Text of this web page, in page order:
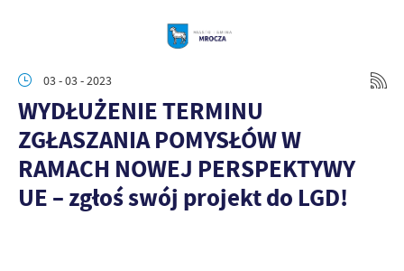
03 - 03 - 2023
WYDŁUŻENIE TERMINU
ZGŁASZANIA POMYSŁÓW W
RAMACH NOWEJ PERSPEKTYWY
UE – zgłoś swój projekt do LGD!